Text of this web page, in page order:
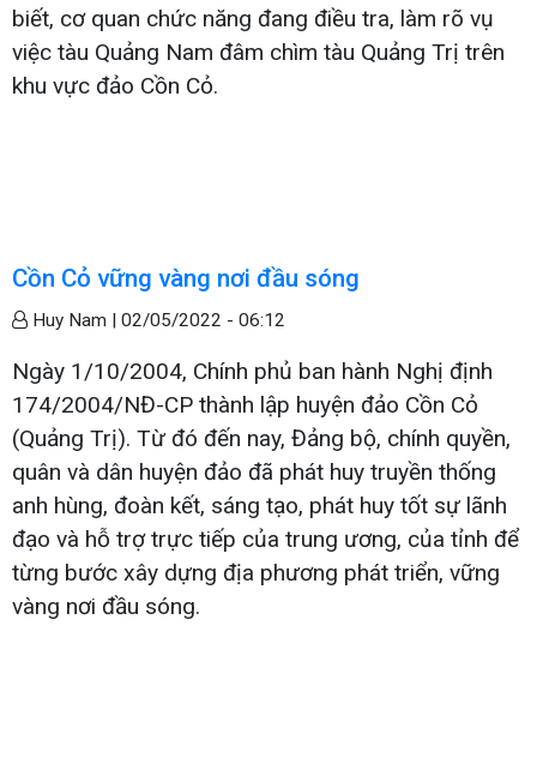
biết, cơ quan chức năng đang điều tra, làm rõ vụ
việc tàu Quảng Nam đâm chìm tàu Quảng Trị trên
khu vực đảo Cồn Cỏ.
Cồn Cỏ vững vàng nơi đầu sóng
Huy Nam | 02/05/2022 - 06:12
Ngày 1/10/2004, Chính phủ ban hành Nghị định
174/2004/NĐ-CP thành lập huyện đảo Cồn Cỏ
(Quảng Trị). Từ đó đến nay, Đảng bộ, chính quyền,
quân và dân huyện đảo đã phát huy truyền thống
anh hùng, đoàn kết, sáng tạo, phát huy tốt sự lãnh
đạo và hỗ trợ trực tiếp của trung ương, của tỉnh để
từng bước xây dựng địa phương phát triển, vững
vàng nơi đầu sóng.